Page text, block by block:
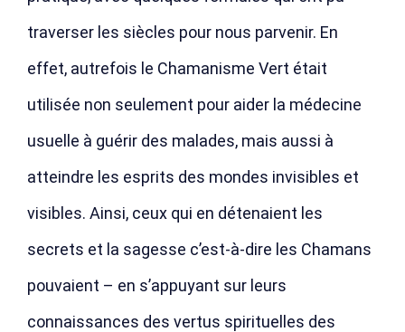
traverser les siècles pour nous parvenir. En
effet, autrefois le Chamanisme Vert était
utilisée non seulement pour aider la médecine
usuelle à guérir des malades, mais aussi à
atteindre les esprits des mondes invisibles et
visibles. Ainsi, ceux qui en détenaient les
secrets et la sagesse c’est-à-dire les Chamans
pouvaient – en s’appuyant sur leurs
connaissances des vertus spirituelles des